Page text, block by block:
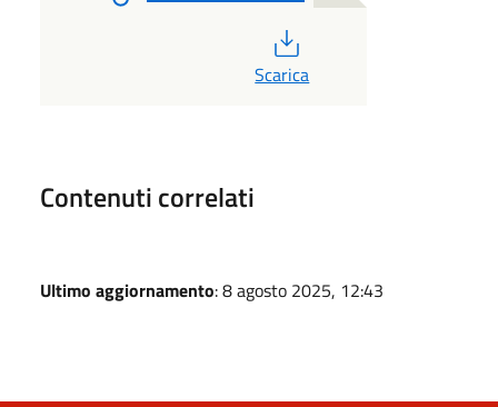
Scarica
Contenuti correlati
Ultimo aggiornamento: 8 agosto 2025, 12:43